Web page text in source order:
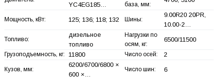
YC4EG185…
база, мм:
Мощность, кВт: 125; 136; 118; 132 Шины:
9.00R20 20PR,
10.00-2…
Топливо:
дизельное
топливо
Нагрузки по
осям, кг:
6500/11500
Грузоподъемность, кг: 11800 Число осей: 2
Кузов, мм:
6200/6700/6800 ×
600 ×…
Число шин: 6